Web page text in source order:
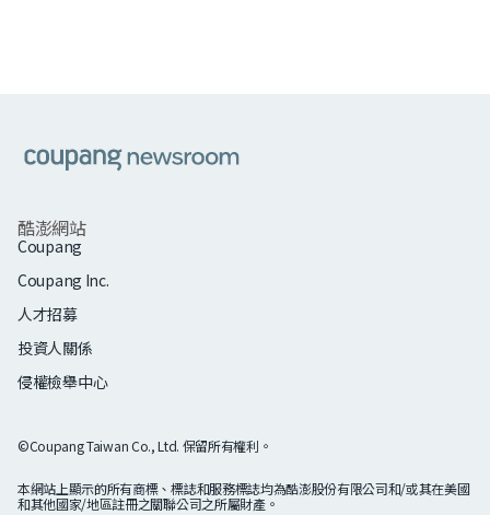
酷澎網站
Coupang
Coupang Inc.
人才招募
投資人關係
侵權檢舉中心
©Coupang Taiwan Co., Ltd. 保留所有權利。
本網站上顯示的所有商標、標誌和服務標誌均為酷澎股份有限公司和/或其在美國
和其他國家/地區註冊之關聯公司之所屬財產。